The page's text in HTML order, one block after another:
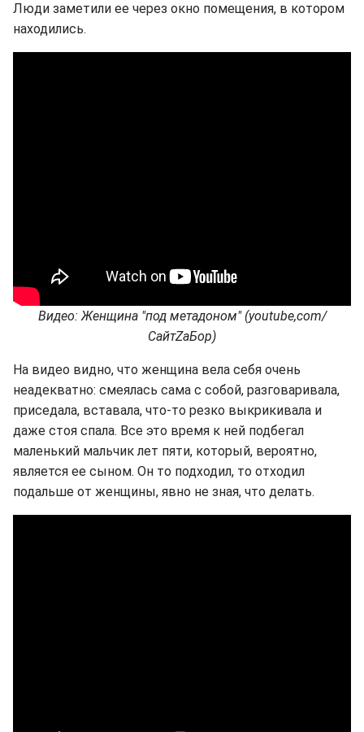
Люди заметили ее через окно помещения, в котором
находились.
Видео: Женщина "под метадоном" (youtube,com/
СайтZаБор)
На видео видно, что женщина вела себя очень
неадекватно: смеялась сама с собой, разговаривала,
приседала, вставала, что-то резко выкрикивала и
даже стоя спала. Все это время к ней подбегал
маленький мальчик лет пяти, который, вероятно,
является ее сыном. Он то подходил, то отходил
подальше от женщины, явно не зная, что делать.